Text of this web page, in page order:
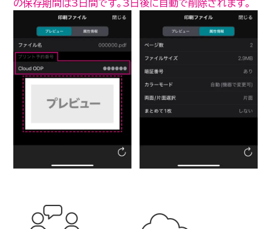
の保存期間は3日間です。3日後に自動で削除されます。